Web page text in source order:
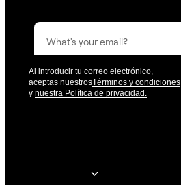
Al introducir tu correo electrónico,
aceptas nuestrosTérminos y condiciones
y nuestra Política de privacidad.